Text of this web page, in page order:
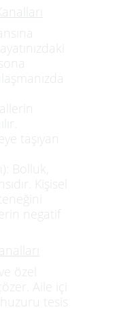
taşıyan
Bolluk,
Kişisel
negatif
özel
Aile içi
tesis